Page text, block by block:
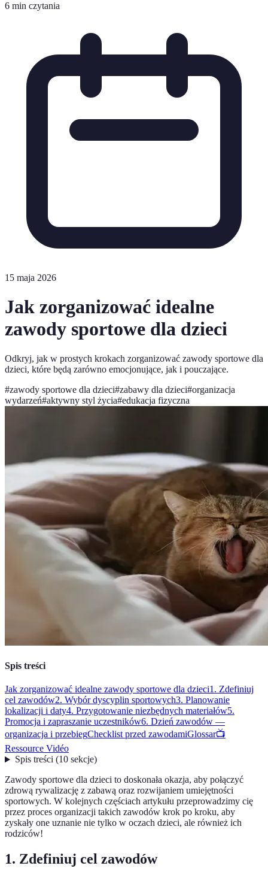
6 min czytania
15 maja 2026
Jak zorganizować idealne
zawody sportowe dla dzieci
Odkryj, jak w prostych krokach zorganizować zawody sportowe dla
dzieci, które będą zarówno emocjonujące, jak i pouczające.
#zawody sportowe dla dzieci#zabawy dla dzieci#organizacja
wydarzeń#aktywny styl życia#edukacja fizyczna
Spis treści
Jak zorganizować idealne zawody sportowe dla dzieci1. Zdefiniuj
cel zawodów2. Wybór dyscyplin sportowych3. Planowanie
lokalizacji i daty4. Przygotowanie niezbędnych materiałów5.
Promocja i zapraszanie uczestników6. Dzień zawodów —
organizacja i przebiegChecklist przed zawodamiGlossar📺
Ressource Vidéo
Spis treści(10 sekcje)
Zawody sportowe dla dzieci to doskonała okazja, aby połączyć
zdrową rywalizację z zabawą oraz rozwijaniem umiejętności
sportowych. W kolejnych częściach artykułu przeprowadzimy cię
przez proces organizacji takich zawodów krok po kroku, aby
zyskały one uznanie nie tylko w oczach dzieci, ale również ich
rodziców!
1. Zdefiniuj cel zawodów